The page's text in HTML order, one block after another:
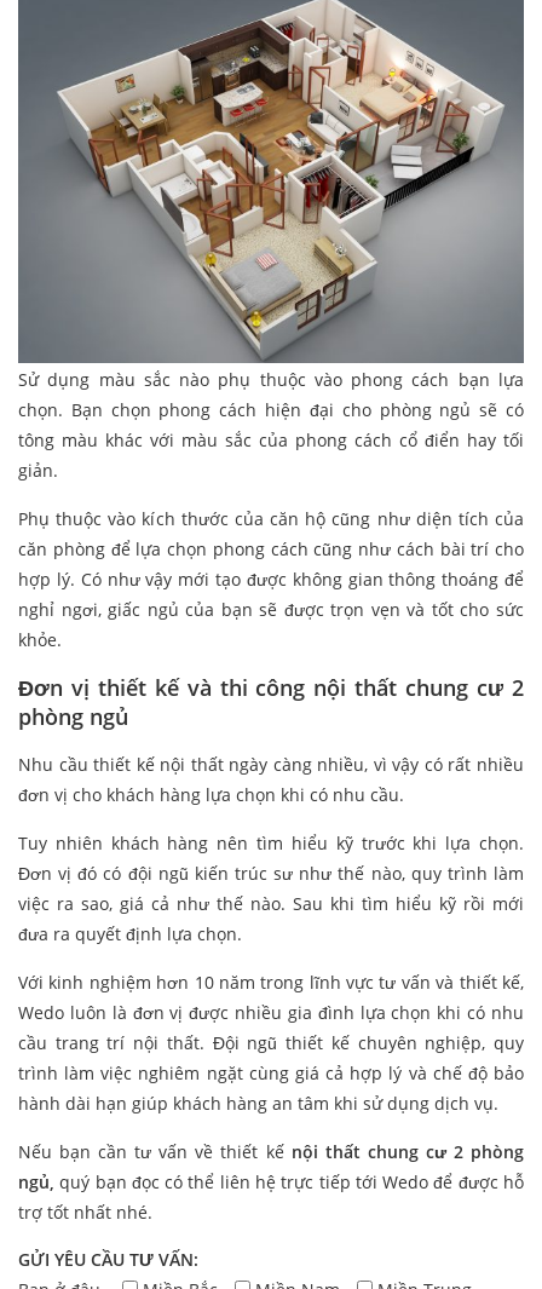
Sử dụng màu sắc nào phụ thuộc vào phong cách bạn lựa
chọn. Bạn chọn phong cách hiện đại cho phòng ngủ sẽ có
tông màu khác với màu sắc của phong cách cổ điển hay tối
giản.
Phụ thuộc vào kích thước của căn hộ cũng như diện tích của
căn phòng để lựa chọn phong cách cũng như cách bài trí cho
hợp lý. Có như vậy mới tạo được không gian thông thoáng để
nghỉ ngơi, giấc ngủ của bạn sẽ được trọn vẹn và tốt cho sức
khỏe.
Đơn vị thiết kế và thi công nội thất chung cư 2
phòng ngủ
Nhu cầu thiết kế nội thất ngày càng nhiều, vì vậy có rất nhiều
đơn vị cho khách hàng lựa chọn khi có nhu cầu.
Tuy nhiên khách hàng nên tìm hiểu kỹ trước khi lựa chọn.
Đơn vị đó có đội ngũ kiến trúc sư như thế nào, quy trình làm
việc ra sao, giá cả như thế nào. Sau khi tìm hiểu kỹ rồi mới
đưa ra quyết định lựa chọn.
Với kinh nghiệm hơn 10 năm trong lĩnh vực tư vấn và thiết kế,
Wedo luôn là đơn vị được nhiều gia đình lựa chọn khi có nhu
cầu trang trí nội thất. Đội ngũ thiết kế chuyên nghiệp, quy
trình làm việc nghiêm ngặt cùng giá cả hợp lý và chế độ bảo
hành dài hạn giúp khách hàng an tâm khi sử dụng dịch vụ.
Nếu bạn cần tư vấn về thiết kế nội thất chung cư 2 phòng
ngủ, quý bạn đọc có thể liên hệ trực tiếp tới Wedo để được hỗ
trợ tốt nhất nhé.
GỬI YÊU CẦU TƯ VẤN: